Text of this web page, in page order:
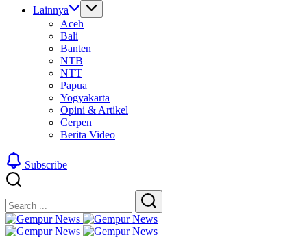
Lainnya
Aceh
Bali
Banten
NTB
NTT
Papua
Yogyakarta
Opini & Artikel
Cerpen
Berita Video
Subscribe
Search
Search
Gempur
News
Jelajah
Gempur